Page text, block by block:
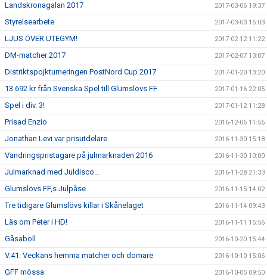
Landskronagalan 2017 2017-03-06 19:37
Styrelsearbete 2017-03-03 15:03
LJUS ÖVER UTEGYM! 2017-02-12 11:22
DM-matcher 2017 2017-02-07 13:07
Distriktspojkturneringen PostNord Cup 2017 2017-01-20 13:20
13 692 kr från Svenska Spel till Glumslövs FF 2017-01-16 22:05
Spel i div. 3! 2017-01-12 11:28
Prisad Enzio 2016-12-06 11:56
Jonathan Levi var prisutdelare 2016-11-30 15:18
Vandringspristagare på julmarknaden 2016 2016-11-30 10:00
Julmarknad med Juldisco… 2016-11-28 21:33
Glumslövs FF,s Julpåse 2016-11-15 14:02
Tre tidigare Glumslövs killar i Skånelaget 2016-11-14 09:43
Läs om Peter i HD! 2016-11-11 15:56
Gåsaboll 2016-10-20 15:44
V.41: Veckans hemma matcher och domare 2016-10-10 15:06
GFF mössa 2016-10-05 09:50